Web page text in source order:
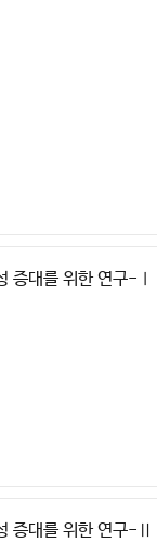
증대를 위한 연구-Ⅰ
증대를 위한 연구-Ⅱ